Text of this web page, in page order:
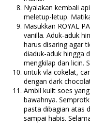
Nyalakan kembali
meletup-letup.
Masukkan ROYAL
vanilla. Aduk-aduk
harus disaring agar
diaduk-aduk hingga
mengkilap dan licin.
untuk vla cokelat,
dengan dark
Ambil kulit soes
bawahnya.
pasta dibagian atas
sampai habis.